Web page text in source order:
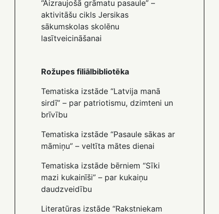
“Aizraujošā grāmatu pasaule” –
aktivitāšu cikls Jersikas
sākumskolas skolēnu
lasītveicināšanai
Rožupes filiālbibliotēka
Tematiska izstāde “Latvija manā
sirdī” – par patriotismu, dzimteni un
brīvību
Tematiska izstāde “Pasaule sākas ar
māmiņu” – veltīta mātes dienai
Tematiska izstāde bērniem “Sīki
mazi kukainīši” – par kukaiņu
daudzveidību
Literatūras izstāde “Rakstniekam